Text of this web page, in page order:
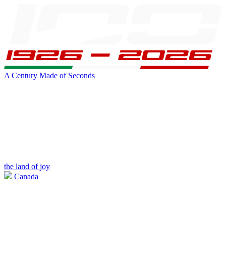
A Century Made of Seconds
the land of joy
Canada